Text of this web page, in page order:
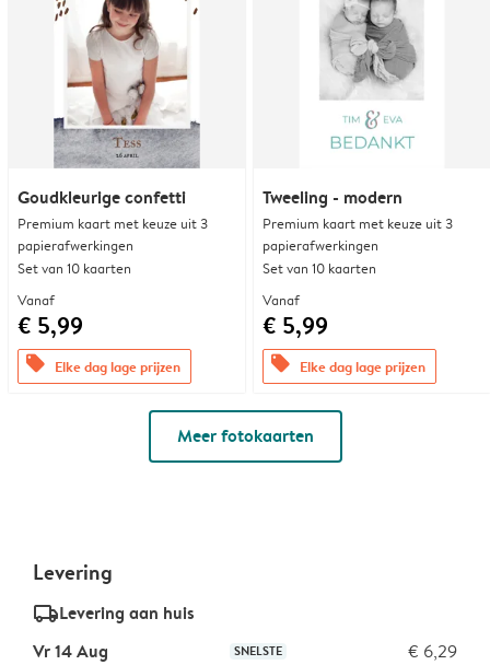
Goudkleurige confetti
Premium kaart met keuze uit 3
papierafwerkingen
Set van 10 kaarten
Vanaf
€ 5,99
offers Elke dag lage prijzen
Tweeling - modern
Premium kaart met keuze uit 3
papierafwerkingen
Set van 10 kaarten
Vanaf
€ 5,99
offers Elke dag lage prijzen
Meer fotokaarten
Levering
delivery_standard_v2Levering aan huis
Vr 14 Aug
SNELSTE € 6,29